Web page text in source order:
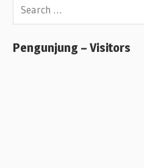
Pengunjung – Visitors